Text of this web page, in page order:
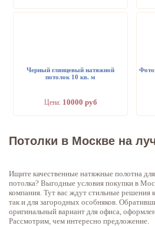
Черный глянцевый натяжной
потолок 10 кв. м
Цена: 10000 руб
Потолки в Москве на
Ищите качественные натяжные полотна
потолка? Выгодные условия покупки в
компания. Тут вас ждут стильные решения
так и для загородных особняков.
оригинальный вариант для офиса,
Рассмотрим, чем интересно предложение.